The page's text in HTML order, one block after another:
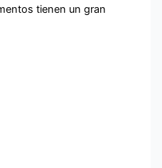
tienen un gran